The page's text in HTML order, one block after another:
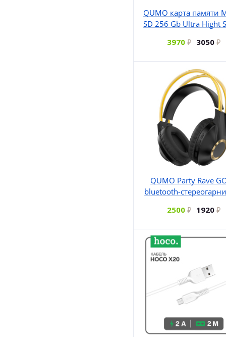
QUMO карта памяти
SD 256 Gb Ultra Hight
3970
3050
QUMO Party Rave
bluetooth-
2500
1920